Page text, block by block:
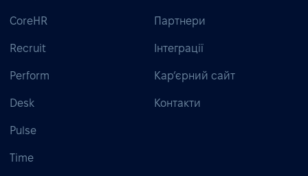
CoreHR
Recruit
Perform
Desk
Pulse
Time
Партнери
Інтеграції
Кар’єрний сайт
Контакти